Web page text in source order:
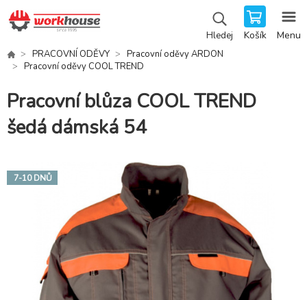
Hledej Košík Menu
PRACOVNÍ ODĚVY
Pracovní oděvy ARDON
Pracovní oděvy COOL TREND
Pracovní blůza COOL TREND
šedá dámská 54
7-10 DNŮ